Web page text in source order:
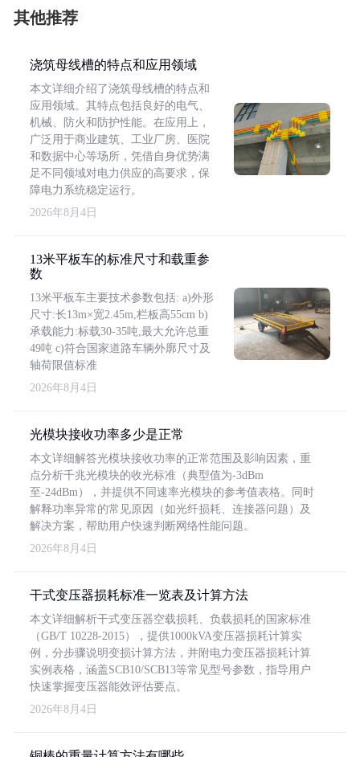
其他推荐
浇筑母线槽的特点和应用领域
本文详细介绍了浇筑母线槽的特点和
应用领域。其特点包括良好的电气、
机械、防火和防护性能。在应用上，
广泛用于商业建筑、工业厂房、医院
和数据中心等场所，凭借自身优势满
足不同领域对电力供应的高要求，保
障电力系统稳定运行。
2026年8月4日
13米平板车的标准尺寸和载重参
数
13米平板车主要技术参数包括: a)外形
尺寸:长13m×宽2.45m,栏板高55cm b)
承载能力:标载30-35吨,最大允许总重
49吨 c)符合国家道路车辆外廓尺寸及
轴荷限值标准
2026年8月4日
光模块接收功率多少是正常
本文详细解答光模块接收功率的正常范围及影响因素，重
点分析千兆光模块的收光标准（典型值为-3dBm
至-24dBm），并提供不同速率光模块的参考值表格。同时
解释功率异常的常见原因（如光纤损耗、连接器问题）及
解决方案，帮助用户快速判断网络性能问题。
2026年8月4日
干式变压器损耗标准一览表及计算方法
本文详细解析干式变压器空载损耗、负载损耗的国家标准
（GB/T 10228-2015），提供1000kVA变压器损耗计算实
例，分步骤说明变损计算方法，并附电力变压器损耗计算
实例表格，涵盖SCB10/SCB13等常见型号参数，指导用户
快速掌握变压器能效评估要点。
2026年8月4日